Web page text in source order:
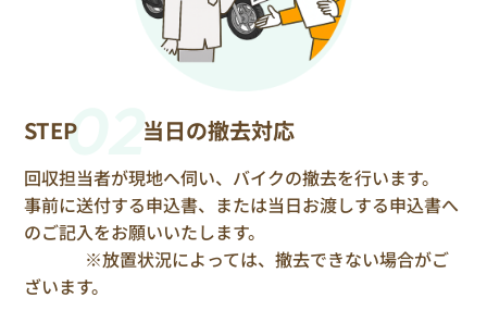
STEP02
当日の撤去対応
回収担当者が現地へ伺い、バイクの撤去を行います。
事前に送付する申込書、または当日お渡しする申込書へ
のご記入をお願いいたします。
※放置状況によっては、撤去できない場合がご
ざいます。